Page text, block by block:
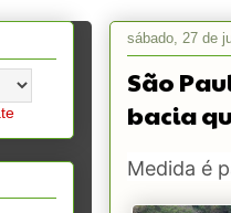
sábado, 27 de
São
bacia
Medida é